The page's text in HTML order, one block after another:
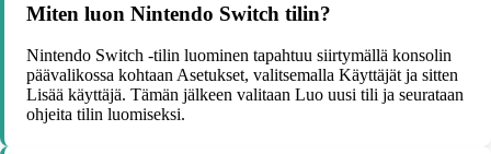
Miten luon Nintendo Switch tilin?
Nintendo Switch -tilin luominen tapahtuu siirtymällä konsolin
päävalikossa kohtaan Asetukset, valitsemalla Käyttäjät ja sitten
Lisää käyttäjä. Tämän jälkeen valitaan Luo uusi tili ja seurataan
ohjeita tilin luomiseksi.